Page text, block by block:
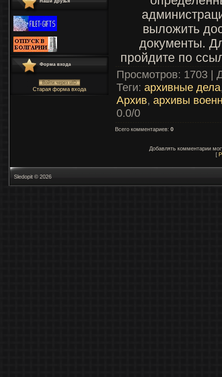
Наши друзья
Форма входа
Войти через uID
Старая форма входа
выложить
документы.
пройдите по
Просмотров: 1703 |
Теги: архивные дела
Архив, архивы
0.0/0
Всего комментариев: 0
Добавлять комментарии
[
Sledopit © 2026